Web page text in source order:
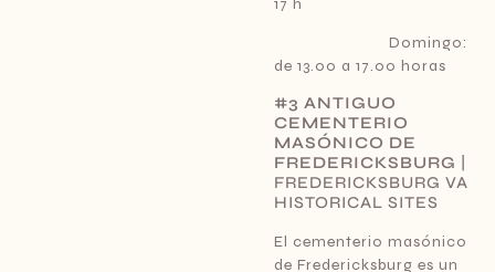
Domingo:
de 13.00 a 17.00 horas
#3 ANTIGUO
CEMENTERIO
MASÓNICO DE
FREDERICKSBURG
FREDERICKSBURG VA
HISTORICAL SITES
El cementerio masónico
de Fredericksburg es un